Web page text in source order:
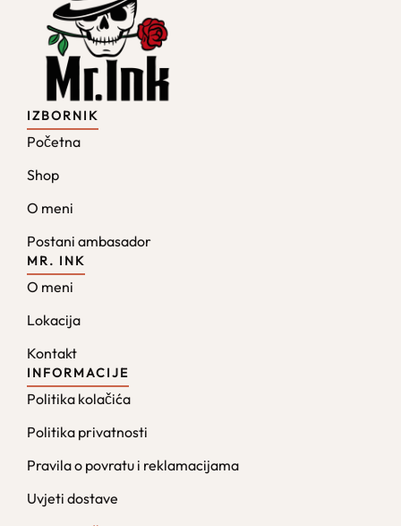
IZBORNIK
Početna
Shop
O meni
Postani ambasador
MR. INK
O meni
Lokacija
Kontakt
INFORMACIJE
Politika kolačića
Politika privatnosti
Pravila o povratu i reklamacijama
Uvjeti dostave